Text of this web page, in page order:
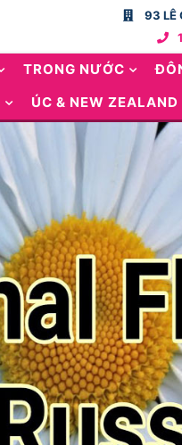
93 LÊ
TRONG NƯỚC
ÚC & NEW ZEALAND